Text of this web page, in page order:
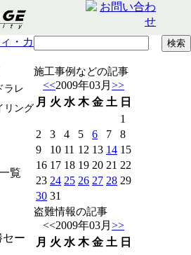
・カ
ラレ
リング
覧
セー
施工事例などの記事
<<2009年03月 >>
月 火 水 木 金 土 日
1
2
3 4 5 6 7
8
9
10 11 12 13 14 15
16 17 18 19 20 21 22
23 24 25 26 27 28 29
30 31
盗難情報の記事
<<2009年03月 >>
月 火 水 木 金 土 日